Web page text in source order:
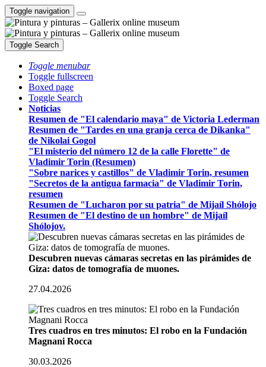
Toggle navigation
Toggle Search
Toggle menubar
Toggle fullscreen
Boxed page
Toggle Search
Noticias
Resumen de "El calendario maya" de Victoria Lederman
Resumen de "Tardes en una granja cerca de Dikanka"
de Nikolai Gogol
"El misterio del número 12 de la calle Florette" de
Vladimir Torin (Resumen)
"Sobre narices y castillos" de Vladimir Torin, resumen
"Secretos de la antigua farmacia" de Vladimir Torin,
resumen
Resumen de "Lucharon por su patria" de Mijaíl Shólojo
Resumen de "El destino de un hombre" de Mijaíl
Shólojov.
Descubren nuevas cámaras secretas en las pirámides de
Giza: datos de tomografía de muones.
27.04.2026
Tres cuadros en tres minutos: El robo en la Fundación
Magnani Rocca
30.03.2026